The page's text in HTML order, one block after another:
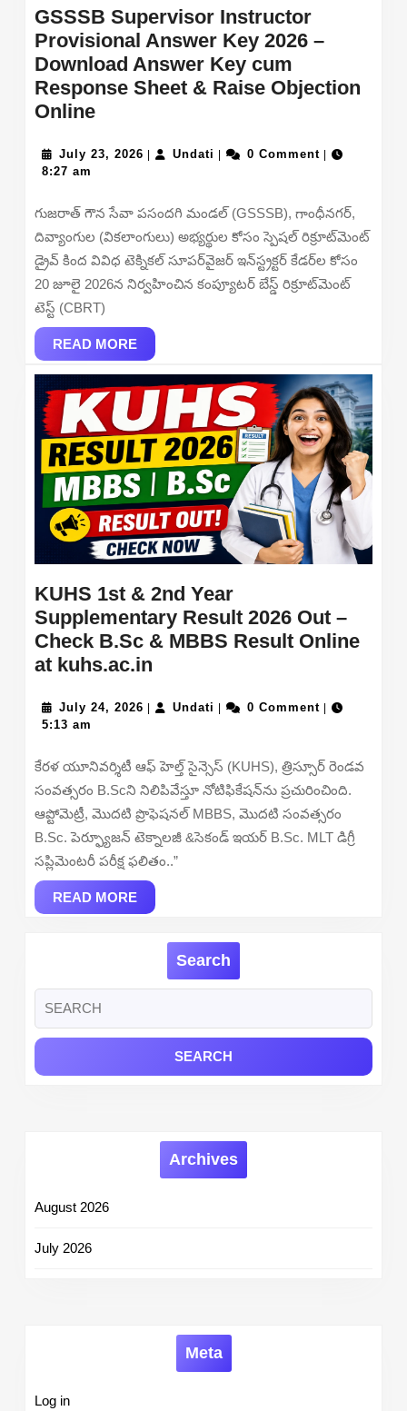
GSSSB Supervisor Instructor
Provisional Answer Key 2026 –
Download Answer Key cum
Response Sheet & Raise Objection
OnlineGSSSB
Instructor
Answer
Key
2026
–
Download
Answer
Key
cum
Response
Sheet
&
Raise
Objection
Online
July 23, 2026 July
| Undati Undati
| 0 Comment |
8:27 am
గుజరాత్ గౌన సేవా పసందగి మండల్ (GSSSB), గాంధీనగర్,
దివ్యాంగుల (వికలాంగులు) అభ్యర్థుల కోసం స్పెషల్ రిక్రూట్‌మెంట్
డ్రైవ్ కింద వివిధ టెక్నికల్ సూపర్‌వైజర్ ఇన్‌స్ట్రక్టర్ కేడర్‌ల కోసం
20 జూలై 2026న నిర్వహించిన కంప్యూటర్ బేస్డ్ రిక్రూట్‌మెంట్
టెస్ట్ (CBRT)
READ MOREREAD
MORE
KUHS 1st & 2nd Year
Supplementary Result 2026 Out –
Check B.Sc & MBBS Result Online
at kuhs.ac.in
&
Year
Supplementary
Result
2026
Out
MBBS
Result
at
kuhs.ac.in
July 24, 2026 July
| Undati Undati
| 0 Comment |
5:13 am
కేరళ యూనివర్శిటీ ఆఫ్ హెల్త్ సైన్సెస్ (KUHS), త్రిస్సూర్ రెండవ
సంవత్సరం B.Scని నిలిపివేస్తూ నోటిఫికేషన్‌ను ప్రచురించింది.
ఆప్టోమెట్రీ, మొదటి ప్రొఫెషనల్ MBBS, మొదటి సంవత్సరం
B.Sc. పెర్ఫ్యూజన్ టెక్నాలజీ &సెకండ్ ఇయర్ B.Sc. MLT డిగ్రీ
సప్లిమెంటరీ పరీక్ష ఫలితం..”
READ MOREREAD
MORE
Search
for:
Archives
August 2026
July 2026
Meta
Log in